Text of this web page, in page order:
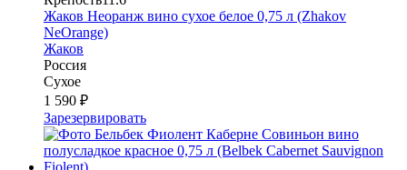
Жаков Неоранж вино сухое белое 0,75 л (Zhakov
NeOrange)
Жаков
Россия
Сухое
1 590 ₽
Зарезервировать